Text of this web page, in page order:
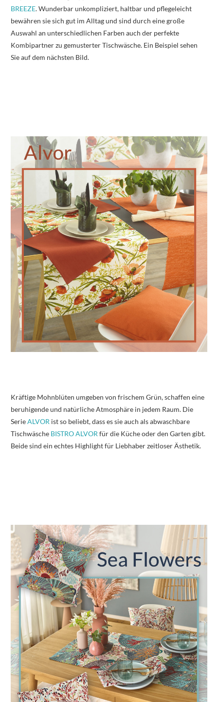
BREEZE. Wunderbar unkompliziert, haltbar und pflegeleicht
bewähren sie sich gut im Alltag und sind durch eine große
Auswahl an unterschiedlichen Farben auch der perfekte
Kombipartner zu gemusterter Tischwäsche. Ein Beispiel sehen
Sie auf dem nächsten Bild.
Kräftige Mohnblüten umgeben von frischem Grün, schaffen eine
beruhigende und natürliche Atmosphäre in jedem Raum. Die
SerieALVOR ist so beliebt, dass es sie auch als abwaschbare
Tischwäsche BISTRO ALVORfür die Küche oder den Garten gibt.
Beide sind ein echtes Highlight für Liebhaber zeitloser Ästhetik.